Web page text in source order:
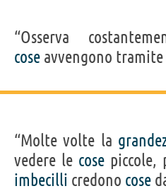
“Osserva
cose avvengono
“Molte volte la
vedere le cose piccole,
imbecilli credono cose